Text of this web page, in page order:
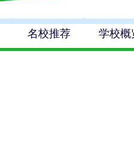
名校推荐 学校概